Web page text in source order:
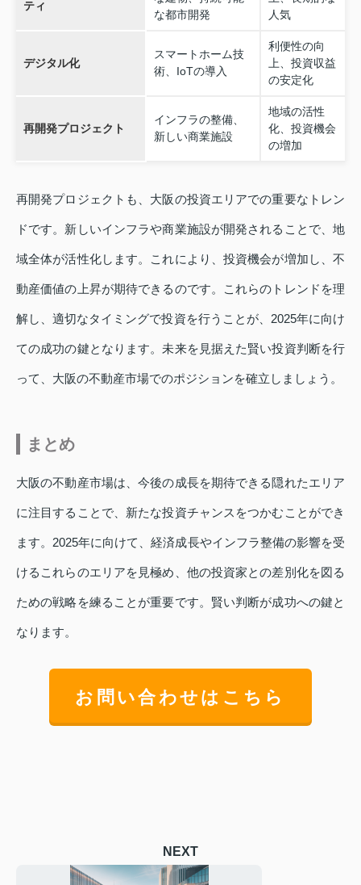
ティ
な都市開発
人気
デジタル化
スマートホーム技
術、IoTの導入
利便性の向
上、投資収益
の安定化
再開発プロジェクト
インフラの整備、
新しい商業施設
地域の活性
化、投資機会
の増加
再開発プロジェクトも、大阪の投資エリアでの重要なトレン
ドです。新しいインフラや商業施設が開発されることで、地
域全体が活性化します。これにより、投資機会が増加し、不
動産価値の上昇が期待できるのです。これらのトレンドを理
解し、適切なタイミングで投資を行うことが、2025年に向け
ての成功の鍵となります。未来を見据えた賢い投資判断を行
って、大阪の不動産市場でのポジションを確立しましょう。
まとめ
大阪の不動産市場は、今後の成長を期待できる隠れたエリア
に注目することで、新たな投資チャンスをつかむことができ
ます。2025年に向けて、経済成長やインフラ整備の影響を受
けるこれらのエリアを見極め、他の投資家との差別化を図る
ための戦略を練ることが重要です。賢い判断が成功への鍵と
なります。
お問い合わせはこちら
NEXT